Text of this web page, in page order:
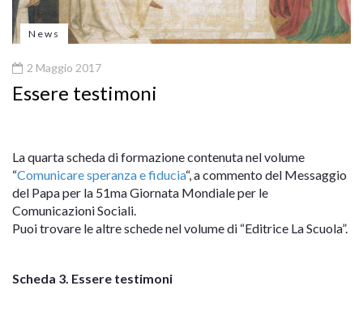
News
2 Maggio 2017
Essere testimoni
La quarta scheda di formazione contenuta nel volume
“Comunicare speranza e fiducia“, a commento del Messaggio
del Papa per la 51ma Giornata Mondiale per le
Comunicazioni Sociali.
Puoi trovare le altre schede nel volume di “Editrice La Scuola”.
Scheda 3. Essere testimoni